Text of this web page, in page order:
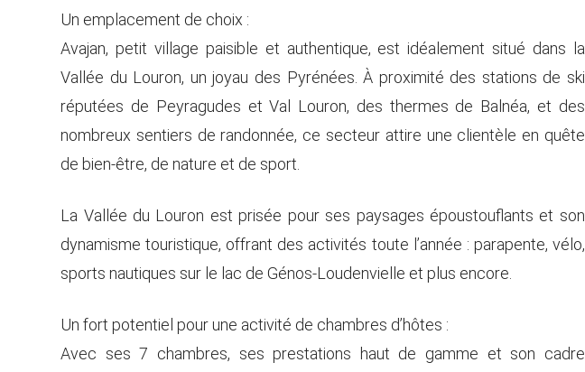
Un emplacement de choix :
Avajan, petit village paisible et authentique, est idéalement situé dans la
Vallée du Louron, un joyau des Pyrénées. À proximité des stations de ski
réputées de Peyragudes et Val Louron, des thermes de Balnéa, et des
nombreux sentiers de randonnée, ce secteur attire une clientèle en quête
de bien-être, de nature et de sport.
La Vallée du Louron est prisée pour ses paysages époustouflants et son
dynamisme touristique, offrant des activités toute l’année : parapente, vélo,
sports nautiques sur le lac de Génos-Loudenvielle et plus encore.
Un fort potentiel pour une activité de chambres d’hôtes :
Avec ses 7 chambres, ses prestations haut de gamme et son cadre